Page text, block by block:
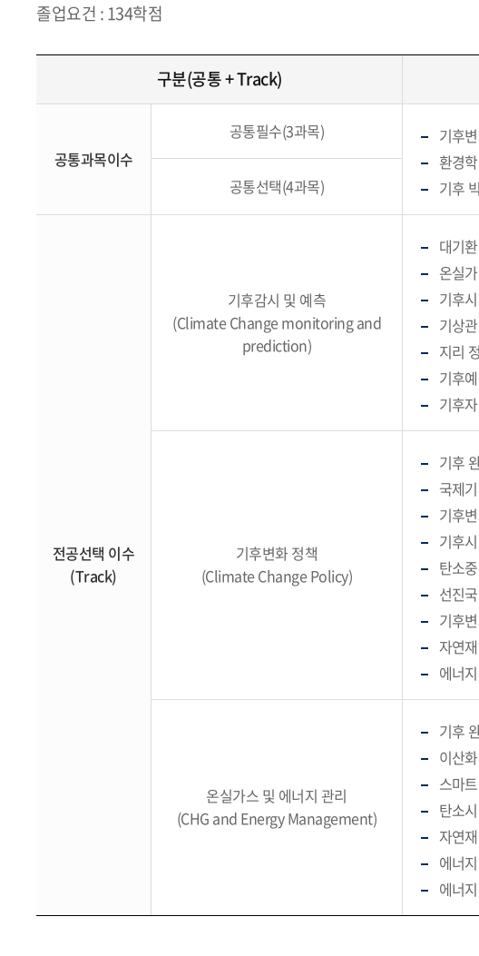
졸업요건 : 134학점
구분(공통 + Track)
공통과목이수
공통필수(3과목)
기후
환경
기후
공통선택(4과목)
전공선택 이수
(Track)
기후감시 및 예측
(Climate Change monitoring and
prediction)
대기
온실
기후
기상
지리
기후
기후
기후변화 정책
(Climate Change Policy)
기후
국제
기후
기후
탄소
선진
기후
자연
에너
온실가스 및 에너지 관리
(CHG and Energy Management)
기후
이산
스마
탄소
자연
에너
에너